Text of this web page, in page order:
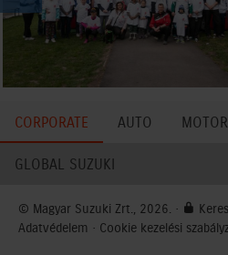
CORPORATE AUTO MOTOR
GLOBAL SUZUKI
© Magyar Suzuki Zrt., 2026. ·
Adatvédelem · Cookie kezelési